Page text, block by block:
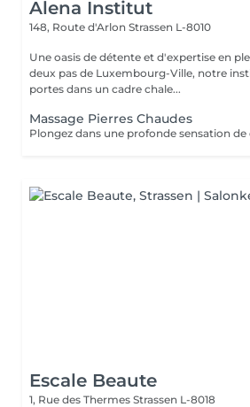
Alena Institut
148, Route d'Arlon Strassen L-8010
Une oasis de détente et d'expertise en
deux pas de Luxembourg-Ville, notre
portes dans un cadre chale...
Massage Pierres Chaudes
Escale Beaute
1, Rue des Thermes Strassen L-8018